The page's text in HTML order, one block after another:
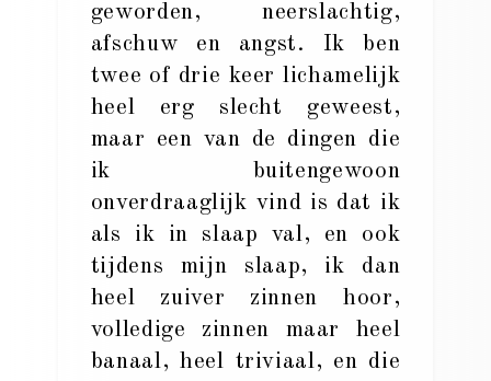
geworden, neerslachtig,
afschuw en angst. Ik ben
twee of drie keer lichamelijk
heel erg slecht geweest,
maar een van de dingen die
ik buitengewoon
onverdraaglijk vind is dat ik
als ik in slaap val, en ook
tijdens mijn slaap, ik dan
heel zuiver zinnen hoor,
volledige zinnen maar heel
banaal, heel triviaal, en die